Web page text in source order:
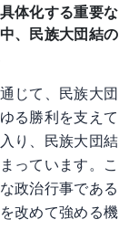
体化する重要な
、民族大団結の
じて、民族大団
る勝利を支えて
り、民族大団結
っています。こ
政治行事である
改めて強める機